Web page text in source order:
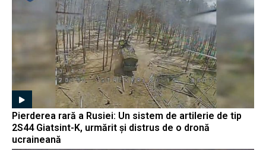
Pierderea rară a Rusiei: Un sistem de artilerie de tip
2S44 Giatsint-K, urmărit și distrus de o dronă
ucraineană